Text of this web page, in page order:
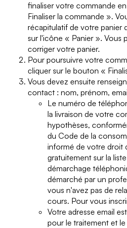
finaliser votre commande
Finaliser la commande ».
récapitulatif de votre panier
sur l'icône « Panier ». Vous
corriger votre panier.
Pour poursuivre votre
cliquer sur le bouton «
Vous devez ensuite
contact : nom, prénom,
Le numéro de
la livraison de votre
hypothèses,
du Code de la
informé de votre droit
gratuitement sur la
démarchage
démarché par un
vous n'avez pas de
cours. Pour vous
Votre adresse email
pour le traitement et